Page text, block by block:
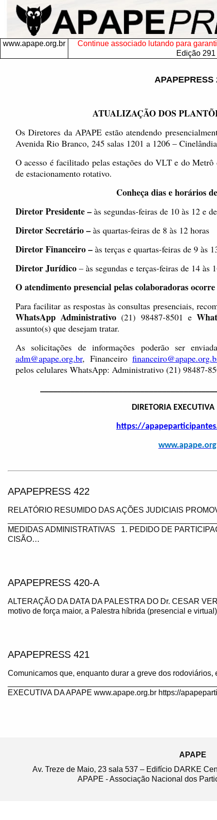
www.apape.org.br
Continue associado lutando para
Edição 291
APAPEPRESS
ATUALIZAÇÃO DOS
Os Diretores da APAPE estão atendendo
Avenida Rio Branco, 245 salas 1201 a 1206 –
O acesso é facilitado pelas estações do VLT e do
de estacionamento rotativo.
Conheça dias e horários
Diretor Presidente – às segundas-feiras de 10 às 12 e
Diretor Secretário – às quartas-feiras de 8 às 12 horas
Diretor Financeiro – às terças e quartas-feiras de 9 às
Diretor Jurídico – às segundas e terças-feiras de 14 às
O atendimento presencial pelas colaboradoras
Para facilitar as respostas às consultas presenciais,
WhatsApp Administrativo (21) 98487-8501 e
assunto(s) que desejam tratar.
As solicitações de informações poderão ser
adm@apape.org.br, Financeiro
pelos celulares WhatsApp: Administrativo (21) 98487-
DIRETORIA
https://
APAPEPRESS 422
RELATÓRIO RESUMIDO DAS AÇÕES JUDICIAIS
MEDIDAS ADMINISTRATIVAS 1. PEDIDO DE
CISÃO…
APAPEPRESS 420-A
ALTERAÇÃO DA DATA DA PALESTRA DO Dr. CESAR
motivo de força maior, a Palestra híbrida (presencial e
APAPEPRESS 421
Comunicamos que, enquanto durar a greve dos
EXECUTIVA DA APAPE www.apape.org.br https://
APAPE
Av. Treze de Maio, 23 sala 537 – Edifício DARKE
APAPE - Associação Nacional dos